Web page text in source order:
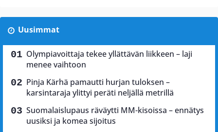
Uusimmat
Olympiavoittaja tekee yllättävän liikkeen – laji
menee vaihtoon
Pinja Kärhä pamautti hurjan tuloksen –
karsintaraja ylittyi peräti neljällä metrillä
Suomalaislupaus räväytti MM-kisoissa – ennätys
uusiksi ja komea sijoitus